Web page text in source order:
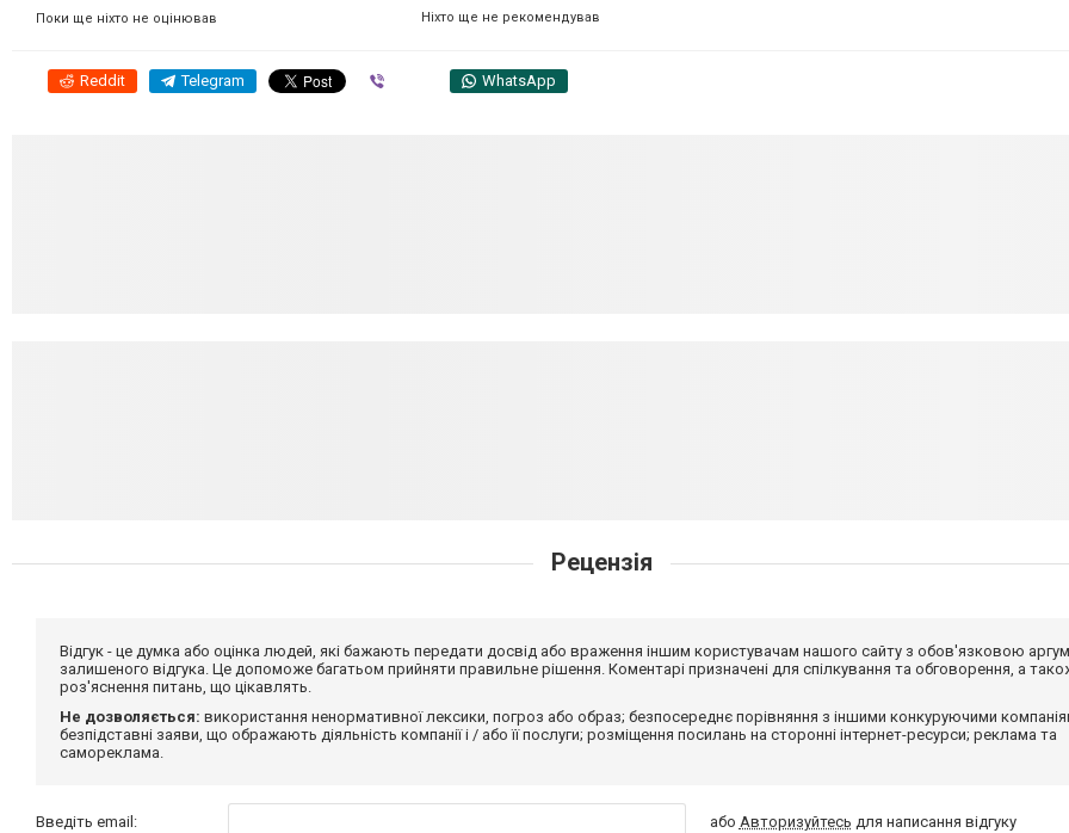
Поки ще ніхто не оцінював Ніхто ще не рекомендував
Reddit Telegram WhatsApp
Рецензія
Відгук - це думка або оцінка людей, які бажають передати досвід або враження іншим користувачам нашого сайту з обов'язковою
залишеного відгука. Це допоможе багатьом прийняти правильне рішення. Коментарі призначені для спілкування та обговорення, а
роз'яснення питань, що цікавлять.
Не дозволяється: використання ненормативної лексики, погроз або образ; безпосереднє порівняння з іншими конкуруючими
безпідставні заяви, що ображають діяльність компанії і / або її послуги; розміщення посилань на сторонні інтернет-ресурси; реклама та
самореклама.
Введіть email: або Авторизуйтесь для написання відгуку